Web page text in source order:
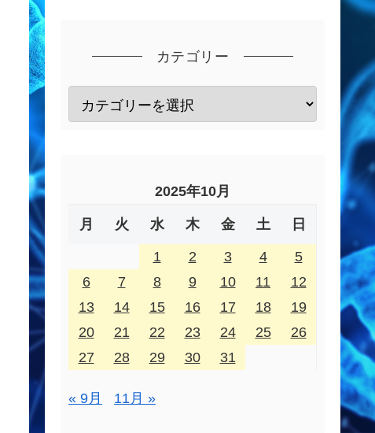
カテゴリー
2025年10月
月 火 水 木 金 土 日
1 2 3 4
5
6
7 8 9 10 11
12
13
14 15 16 17 18
19
20
21 22 23 24 25
26
27
28 29 30 31
« 9月 11月 »